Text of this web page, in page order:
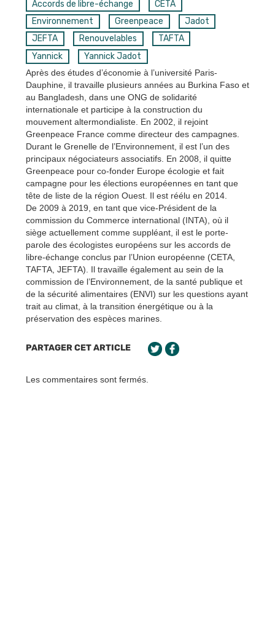
Accords de libre-échange
CETA
Environnement
Greenpeace
Jadot
JEFTA
Renouvelables
TAFTA
Yannick
Yannick Jadot
Après des études d’économie à l’université Paris-
Dauphine, il travaille plusieurs années au Burkina Faso et
au Bangladesh, dans une ONG de solidarité
internationale et participe à la construction du
mouvement altermondialiste. En 2002, il rejoint
Greenpeace France comme directeur des campagnes.
Durant le Grenelle de l’Environnement, il est l’un des
principaux négociateurs associatifs. En 2008, il quitte
Greenpeace pour co-fonder Europe écologie et fait
campagne pour les élections européennes en tant que
tête de liste de la région Ouest. Il est réélu en 2014.
De 2009 à 2019, en tant que vice-Président de la
commission du Commerce international (INTA), où il
siège actuellement comme suppléant, il est le porte-
parole des écologistes européens sur les accords de
libre-échange conclus par l’Union européenne (CETA,
TAFTA, JEFTA). Il travaille également au sein de la
commission de l’Environnement, de la santé publique et
de la sécurité alimentaires (ENVI) sur les questions ayant
trait au climat, à la transition énergétique ou à la
préservation des espèces marines.
PARTAGER CET ARTICLE
Les commentaires sont fermés.